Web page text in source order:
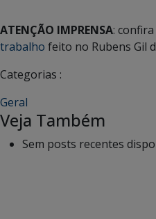
ATENÇÃO IMPRENSA:
trabalho feito no Rubens Gil
Categorias :
Geral
Veja Também
Sem posts recentes